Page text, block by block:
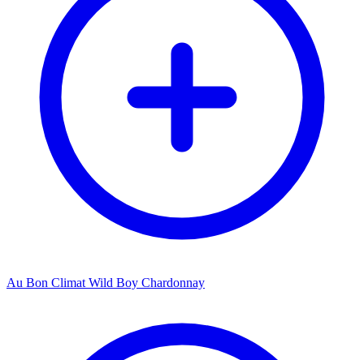
Au Bon Climat Wild Boy Chardonnay